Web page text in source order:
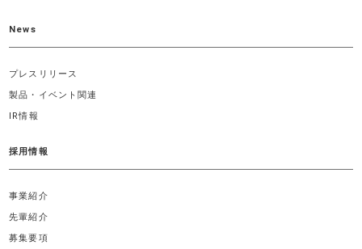
News
プレスリリース
製品・イベント関連
IR情報
採用情報
事業紹介
先輩紹介
募集要項